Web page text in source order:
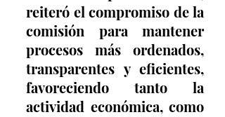
reiteró el compromiso de la
comisión para mantener
procesos más ordenados,
transparentes y eficientes,
favoreciendo tanto la
actividad económica, como